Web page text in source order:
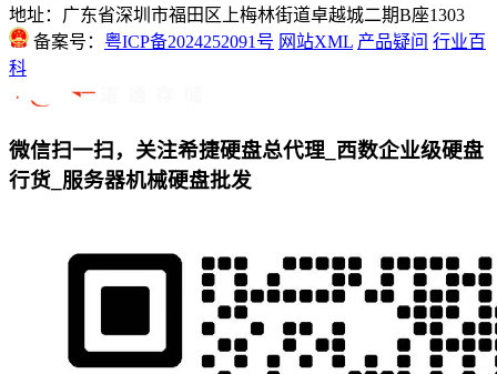
地址：广东省深圳市福田区上梅林街道卓越城二期B座1303
备案号： 粤ICP备2024252091号 网站XML 产品疑问 行业百
科
微信扫一扫，关注希捷硬盘总代理_西数企业级硬盘
行货_服务器机械硬盘批发